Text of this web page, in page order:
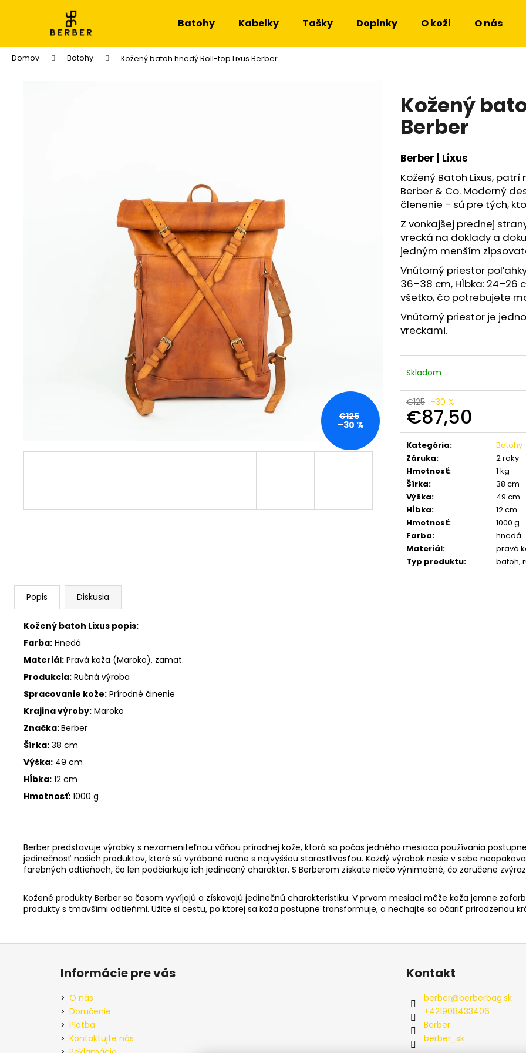
Batohy Kabelky Tašky Doplnky O koži O nás
Domov Batohy Kožený batoh hnedý Roll-top Lixus Berber
Kožený
Berber
Berber | Lixus
Kožený Batoh Lixus,
Berber & Co. Moderný
členenie - sú pre tých,
Z vonkajšej prednej
vrecká na doklady a
jedným menším
Vnútorný priestor
36–38 cm, Hĺbka: 24–26
všetko, čo potrebujete
Vnútorný priestor je
vreckami.
Skladom
€125 –30 %
€87,50
Jednotková
cena:
Kategória:
Batohy
Záruka:
2 roky
Hmotnosť:
1 kg
Šírka:
38 cm
Výška:
49 cm
Hĺbka:
12 cm
Hmotnosť:
1000 g
Farba:
hnedá
Materiál:
pravá
Typ produktu: batoh,
€125
–30 %
Popis Diskusia
Kožený batoh Lixus popis:
Farba: Hnedá
Materiál: Pravá koža (Maroko), zamat.
Produkcia: Ručná výroba
Spracovanie kože: Prírodné činenie
Krajina výroby: Maroko
Značka:Berber
Šírka: 38 cm
Výška: 49 cm
Hĺbka: 12 cm
Hmotnosť: 1000 g
Berber predstavuje výrobky s nezameniteľnou vôňou prírodnej kože, ktorá sa počas jedného mesiaca používania
jedinečnosť našich produktov, ktoré sú vyrábané ručne s najvyššou starostlivosťou. Každý výrobok nesie v sebe
farebných odtieňoch, čo len podčiarkuje ich jedinečný charakter. S Berberom získate niečo výnimočné, čo zaručene
Kožené produkty Berber sa časom vyvíjajú a získavajú jedinečnú charakteristiku. V prvom mesiaci môže koža jemne
produkty s tmavšími odtieňmi. Užite si cestu, po ktorej sa koža postupne transformuje, a nechajte sa očariť prirodzenou
í
Späť
do
obchodu
Späť
do
obchodu
Čo potrebujete nájsť?
HĽADAŤ
KOŽENÝ BATOH HNEDÝ TAN-TAN BERBER
KOŽENÁ CROSSBODY KABELKA HNEDÁ
KENITRA BERBER
€59,50
Pôvodne:
OŠETROVACÍ
€5
Pôvodne: €6
Z
Informácie pre vás
O nás
Doručenie
Platba
Kontaktujte nás
Kontakt
berber@berberbag.sk
+421908433406
Berber
berber_sk